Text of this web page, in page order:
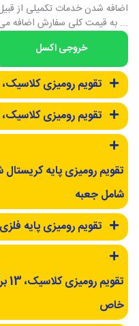
اضافه شدن خدمات تکمیلی از
... به قیمت کلی سفارش اضافه
تقویم رومیزی کلاسیک، 13 برگ، پایه سخت بزرگ
تقویم رومیزی کلاسیک، 13 برگ، پایه سخت کوچک
شامل جعبه
تقویم رومیزی پایه فلزی مشکی، 13
خاص